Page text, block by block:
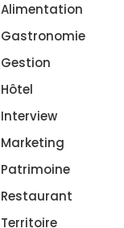
Alimentation
Gastronomie
Gestion
Hôtel
Interview
Marketing
Patrimoine
Restaurant
Territoire